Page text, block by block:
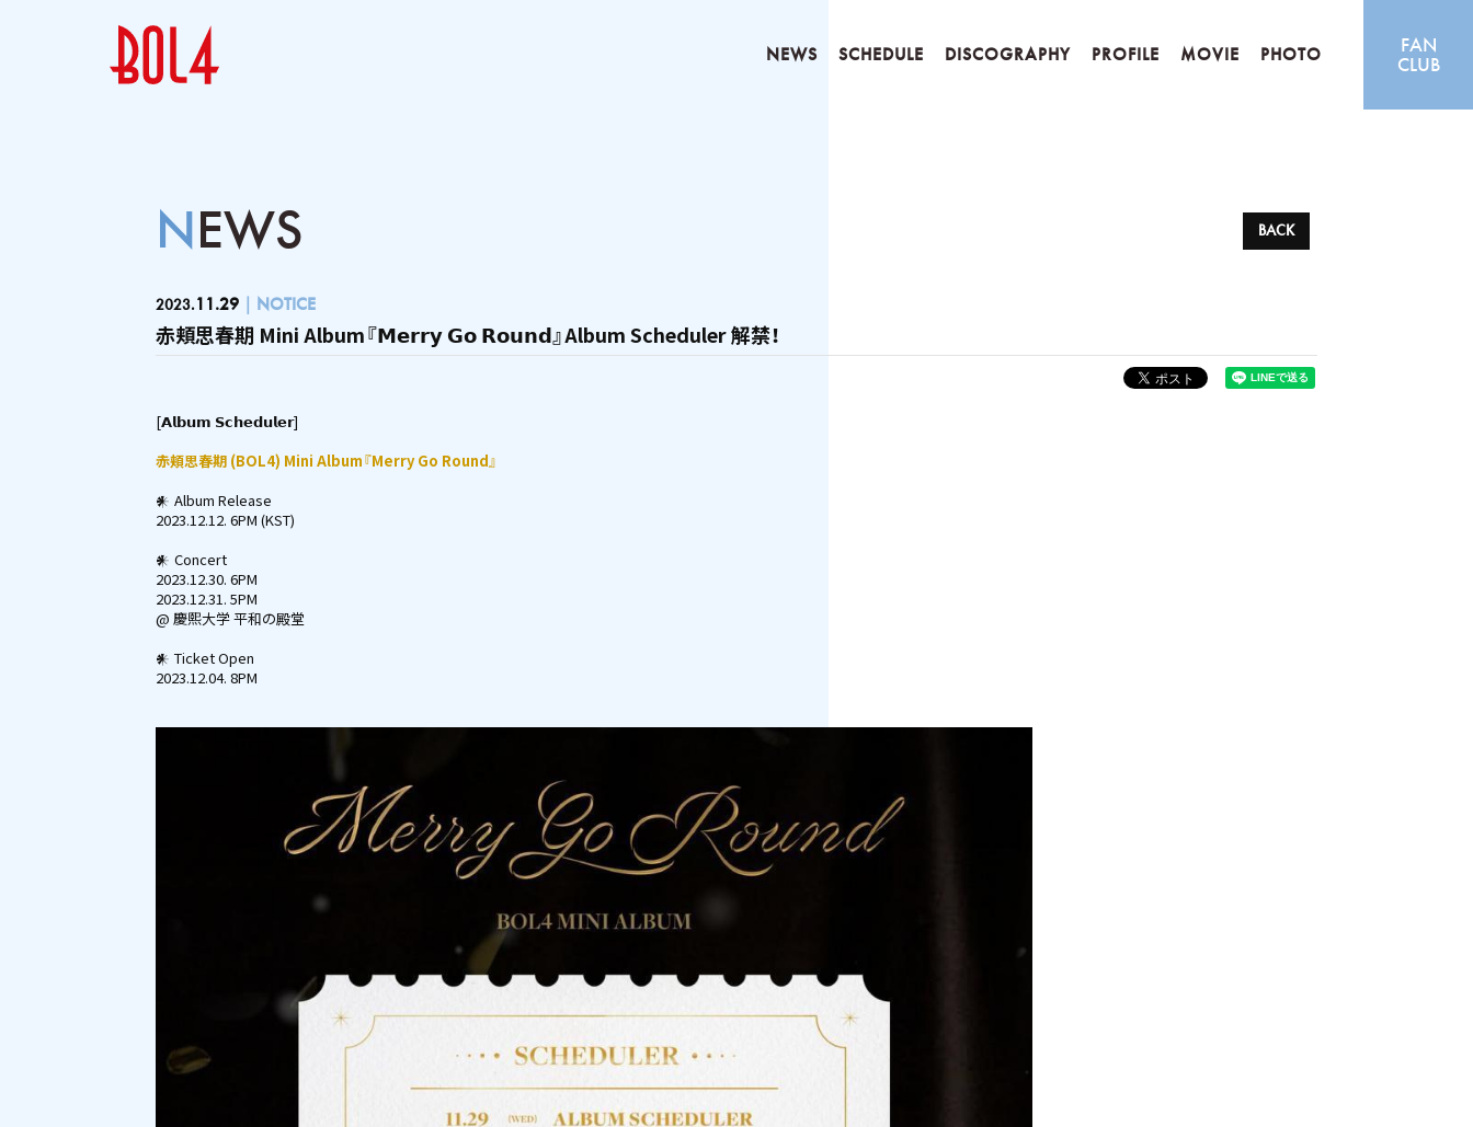
NEWS SCHEDULE DISCOGRAPHY PROFILE MOVIE PHOTO
FAN
CLUB
NEWS BACK
2023.11.29 NOTICE
赤頬思春期 Mini Album『𝗠𝗲𝗿𝗿𝘆 𝗚𝗼 𝗥𝗼𝘂𝗻𝗱』Album Scheduler 解禁！
[𝗔𝗹𝗯𝘂𝗺 𝗦𝗰𝗵𝗲𝗱𝘂𝗹𝗲𝗿]
赤頬思春期 (BOL4) Mini Album『Merry Go Round』
𒀭 Album Release
2023.12.12. 6PM (KST)
𒀭 Concert
2023.12.30. 6PM
2023.12.31. 5PM
@ 慶熙大学 平和の殿堂
𒀭 Ticket Open
2023.12.04. 8PM